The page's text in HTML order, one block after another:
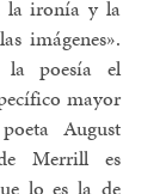
la ironía y la
imágenes».
poesía el
mayor
August
Merrill es
lo es la de